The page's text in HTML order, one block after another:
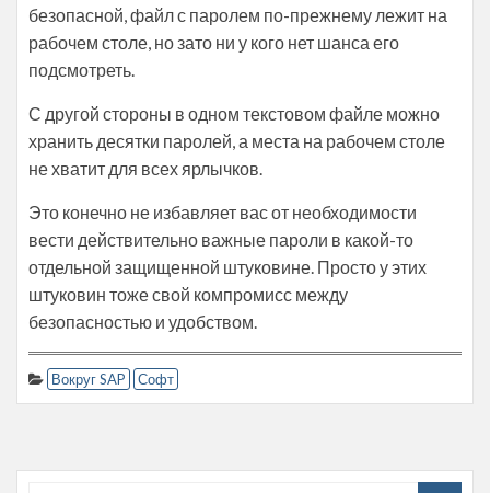
безопасной, файл с паролем по-прежнему лежит на
рабочем столе, но зато ни у кого нет шанса его
подсмотреть.
С другой стороны в одном текстовом файле можно
хранить десятки паролей, а места на рабочем столе
не хватит для всех ярлычков.
Это конечно не избавляет вас от необходимости
вести действительно важные пароли в какой-то
отдельной защищенной штуковине. Просто у этих
штуковин тоже свой компромисс между
безопасностью и удобством.
Вокруг SAP Софт